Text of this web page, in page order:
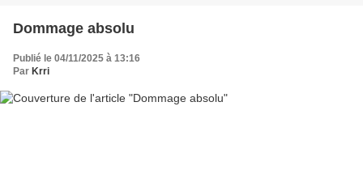
Dommage absolu
Publié le 04/11/2025 à 13:16
Par Krri